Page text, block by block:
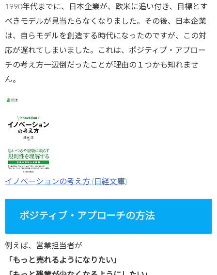
1990年代までに、日本企業が、欧米に追い付き、目標とす
べきモデルが見当たらなくなりました。その後、日本企業
は、自らモデルを創造する時代になったのですが、この対
応が遅れてしまいました。これは、ポジティブ・アプロー
チの考え方一辺倒だったことが理由の１つかも知れませ
ん。
イノベーションの考え方 (日経文庫)
ポジティブ・アプローチの方法
例えば、営業担当者が
「もっと売れるようになりたい」